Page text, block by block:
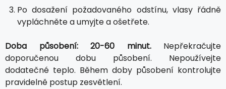
Po dosažení požadovaného odstínu, vlasy řádně
vypláchněte a umyjte a ošetřete.
Doba působení: 20-60 minut.Nepřekračujte
doporučenou dobu působení. Nepoužívejte
dodatečné teplo. Během doby působení kontrolujte
pravidelně postup zesvětlení.